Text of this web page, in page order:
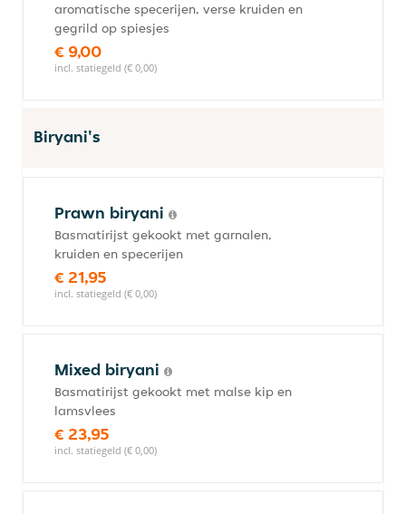
aromatische specerijen, verse kruiden en
gegrild op spiesjes
€ 9,00
incl. statiegeld (€ 0,00)
Biryani's
Prawn biryani
Basmatirijst gekookt met garnalen,
kruiden en specerijen
€ 21,95
incl. statiegeld (€ 0,00)
Mixed biryani
Basmatirijst gekookt met malse kip en
lamsvlees
€ 23,95
incl. statiegeld (€ 0,00)